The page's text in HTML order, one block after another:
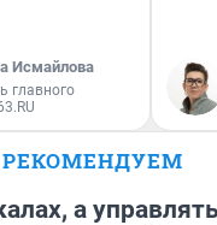
Исмайлова
главного
РЕКОМЕНДУЕМ
а